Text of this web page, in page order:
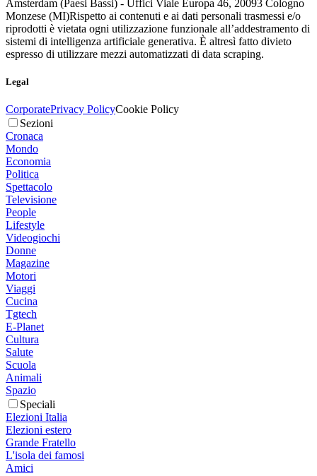
Amsterdam (Paesi Bassi) - Uffici Viale Europa 46, 20093 Cologno
Monzese (MI)Rispetto ai contenuti e ai dati personali trasmessi e/o
riprodotti è vietata ogni utilizzazione funzionale all’addestramento di
sistemi di intelligenza artificiale generativa. È altresì fatto divieto
espresso di utilizzare mezzi automatizzati di data scraping.
Legal
CorporatePrivacy PolicyCookie Policy
Sezioni
Cronaca
Mondo
Economia
Politica
Spettacolo
Televisione
People
Lifestyle
Videogiochi
Donne
Magazine
Motori
Viaggi
Cucina
Tgtech
E-Planet
Cultura
Salute
Scuola
Animali
Spazio
Speciali
Elezioni Italia
Elezioni estero
Grande Fratello
L'isola dei famosi
Amici